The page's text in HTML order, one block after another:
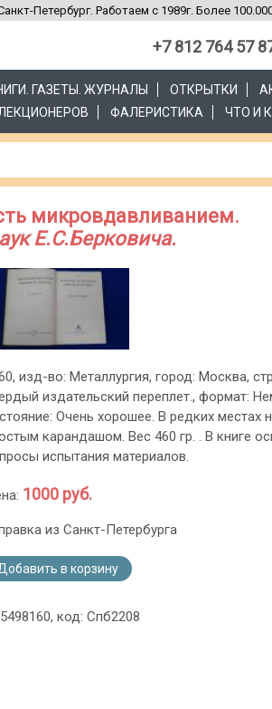
Петербург. Работаем с 1989г. Более
+7 812 764 57
ГАЗЕТЫ. ЖУРНАЛЫ ОТКРЫТКИ
ФАЛЕРИСТИКА ЧТО И
микровдавливанием.
Е.С.Берковича.
изд-во: Металлургия, город: Москва,
издательский переплет., формат:
Очень хорошее. В редких местах
карандашом. Вес 460 гр. . В книге
испытания материалов.
1000 руб.
из Санкт-Петербурга
в корзину
код: Спб2208